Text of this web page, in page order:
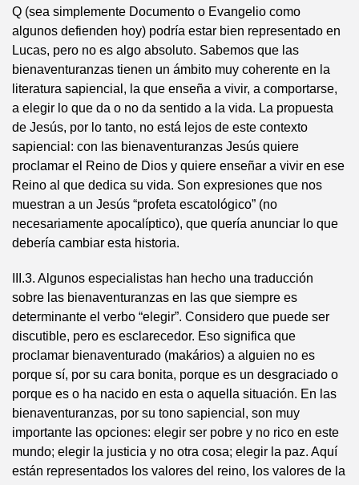
Q (sea simplemente Documento o Evangelio como
algunos defienden hoy) podría estar bien representado en
Lucas, pero no es algo absoluto. Sabemos que las
bienaventuranzas tienen un ámbito muy coherente en la
literatura sapiencial, la que enseña a vivir, a comportarse,
a elegir lo que da o no da sentido a la vida. La propuesta
de Jesús, por lo tanto, no está lejos de este contexto
sapiencial: con las bienaventuranzas Jesús quiere
proclamar el Reino de Dios y quiere enseñar a vivir en ese
Reino al que dedica su vida. Son expresiones que nos
muestran a un Jesús “profeta escatológico” (no
necesariamente apocalíptico), que quería anunciar lo que
debería cambiar esta historia.
III.3. Algunos especialistas han hecho una traducción
sobre las bienaventuranzas en las que siempre es
determinante el verbo “elegir”. Considero que puede ser
discutible, pero es esclarecedor. Eso significa que
proclamar bienaventurado (makários) a alguien no es
porque sí, por su cara bonita, porque es un desgraciado o
porque es o ha nacido en esta o aquella situación. En las
bienaventuranzas, por su tono sapiencial, son muy
importante las opciones: elegir ser pobre y no rico en este
mundo; elegir la justicia y no otra cosa; elegir la paz. Aquí
están representados los valores del reino, los valores de la